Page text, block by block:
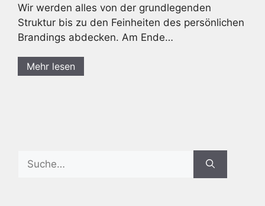
Wir werden alles von der grundlegenden
Struktur bis zu den Feinheiten des persönlichen
Brandings abdecken. Am Ende…
Mehr lesen
for: